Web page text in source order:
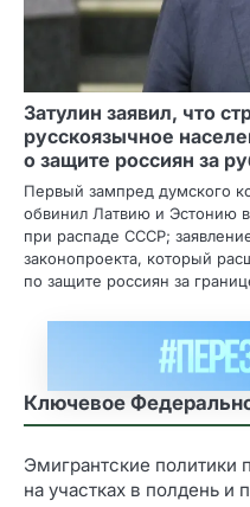
Затулин заявил, что
русскоязычное
о защите россиян за
Первый зампред думского
обвинил Латвию и Эстонию
при распаде СССР;
законопроекта, который
по защите россиян за
Ключевое
Эмигрантские политики
на участках в полдень и